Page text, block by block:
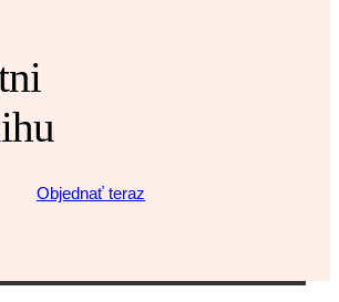
Objednať teraz